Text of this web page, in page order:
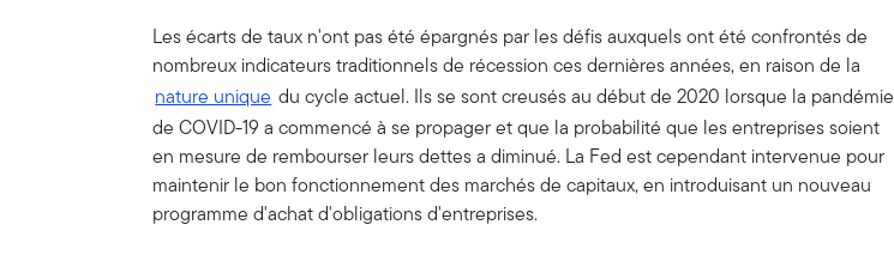
Les écarts de taux n'ont pas été épargnés par les défis auxquels ont été confrontés de
nombreux indicateurs traditionnels de récession ces dernières années, en raison de la
nature unique du cycle actuel. Ils se sont creusés au début de 2020 lorsque la pandémie
de COVID-19 a commencé à se propager et que la probabilité que les entreprises soient
en mesure de rembourser leurs dettes a diminué. La Fed est cependant intervenue pour
maintenir le bon fonctionnement des marchés de capitaux, en introduisant un nouveau
programme d'achat d'obligations d'entreprises.